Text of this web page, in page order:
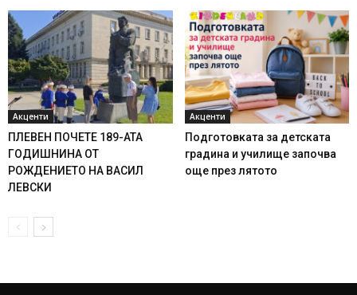
Акценти
ПЛЕВЕН ПОЧЕТЕ 189-АТА
ГОДИШНИНА ОТ
РОЖДЕНИЕТО НА ВАСИЛ
ЛЕВСКИ
Акценти
Подготовката за детската
градина и училище започва
още през лятото